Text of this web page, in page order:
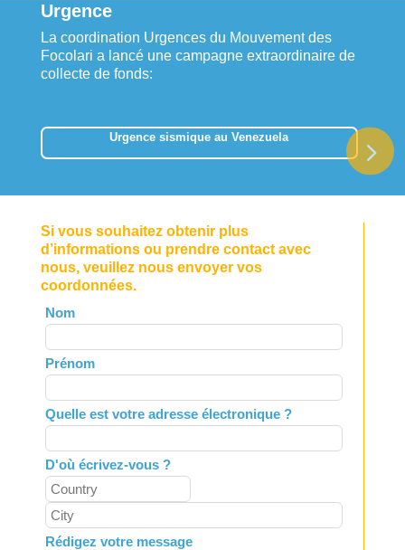
Urgence
La coordination Urgences du Mouvement des
Focolari a lancé une campagne extraordinaire de
collecte de fonds:
Urgence sismique au Venezuela
Si vous souhaitez obtenir plus
d’informations ou prendre contact avec
nous, veuillez nous envoyer vos
coordonnées.
Leave
this
field
blank
Nom
Prénom
Quelle est votre adresse électronique ?
D'où écrivez-vous ?
Rédigez votre message